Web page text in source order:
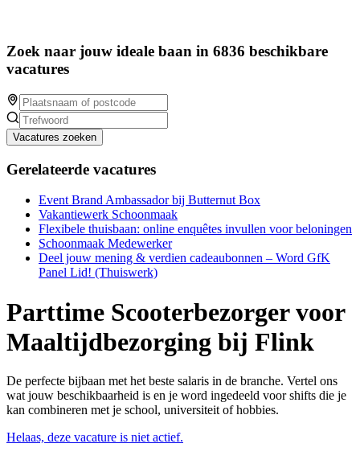
Zoek naar jouw ideale baan in 6836 beschikbare
vacatures
Vacatures zoeken
Gerelateerde vacatures
Event Brand Ambassador bij Butternut Box
Vakantiewerk Schoonmaak
Flexibele thuisbaan: online enquêtes invullen voor beloningen
Schoonmaak Medewerker
Deel jouw mening & verdien cadeaubonnen – Word GfK
Panel Lid! (Thuiswerk)
Parttime Scooterbezorger voor
Maaltijdbezorging bij Flink
De perfecte bijbaan met het beste salaris in de branche. Vertel ons
wat jouw beschikbaarheid is en je word ingedeeld voor shifts die je
kan combineren met je school, universiteit of hobbies.
Helaas, deze vacature is niet actief.